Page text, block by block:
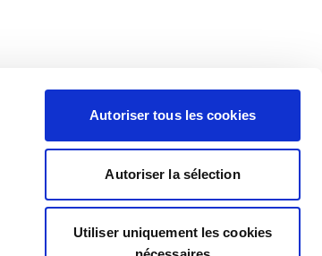
Autoriser tous les cookies
Autoriser la sélection
Utiliser uniquement les cookies